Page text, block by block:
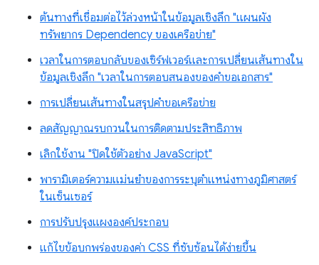
ต้นทางที่เชื่อมต่อไว้ล่วงหน้าในข้อมูลเชิงลึก "แผนผัง
ทรัพยากร Dependency ของเครือข่าย"
เวลาในการตอบกลับของเซิร์ฟเวอร์และการเปลี่ยนเส้นทางใน
ข้อมูลเชิงลึก "เวลาในการตอบสนองของคำขอเอกสาร"
การเปลี่ยนเส้นทางในสรุปคำขอเครือข่าย
ลดสัญญาณรบกวนในการติดตามประสิทธิภาพ
เลิกใช้งาน "ปิดใช้ตัวอย่าง JavaScript"
พารามิเตอร์ความแม่นยำของการระบุตำแหน่งทางภูมิศาสตร์
ในเซ็นเซอร์
การปรับปรุงแผงองค์ประกอบ
แก้ไขข้อบกพร่องของค่า CSS ที่ซับซ้อนได้ง่ายขึ้น